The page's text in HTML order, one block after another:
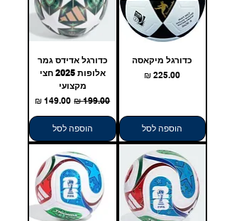
כדורגל מיקאסה
מחיר
הוספה לסל
כדורגל אדידס גמר
אלופות 2025 חצי
מקצועי
מחיר רגיל‏199.00 ‏₪ מחיר מבצע
הוספה לסל